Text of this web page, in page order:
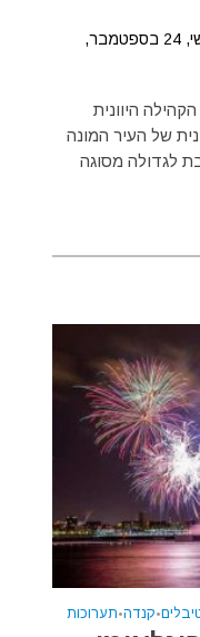
יום חמישי, 11 ביוני, 2026 - יום חמישי, 24 בספטמבר,
היוונית
של העיר המונה
ונחשבת לגדולה מסוגה
•קנדה•תערוכות